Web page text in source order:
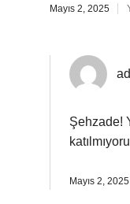
Mayıs 2, 2025
Şehzade!
Mayıs 2, 2025